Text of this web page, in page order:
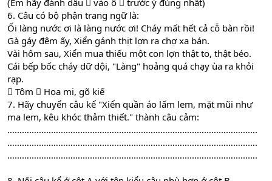
(Em hãy đánh dấu  vào ô  trước ý đúng nhất)
6. Câu có bộ phận trang ngữ là:
Ối làng nước ơi là làng nước ơi! Cháy mất hết cả cỗ bàn rồi!
Gà gáy đêm ấy, Xiển gánh thịt lợn ra chợ xa bán.
Vài hôm sau, Xiển mua thiếu một con lợn thật to, thật béo.
Cái bếp bốc cháy dữ dội, "Làng" hoảng quá chạy ùa ra khỏi
rạp.
 Tôm  Họa mi, gõ kiế
7. Hãy chuyển câu kể "Xiển quần áo lấm lem, mặt mũi như
ma lem, kêu khóc thảm thiết." thành câu cảm:
………………………………………………………………………………………….
………………………………………………………………………………………….
………………………………………………………………………………………….